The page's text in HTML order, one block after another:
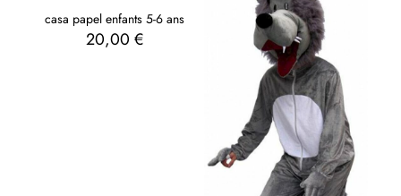
casa papel enfants 5-6 ans
20,00€